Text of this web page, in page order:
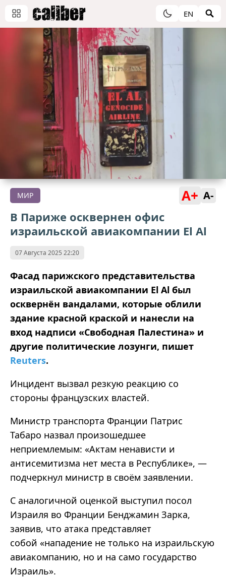
EN
МИР A+ A-
В Париже осквернен офис
израильской авиакомпании El Al
07 Августа 2025 22:20
Фасад парижского представительства
израильской авиакомпании El Al был
осквернён вандалами, которые облили
здание красной краской и нанесли на
вход надписи «Свободная Палестина» и
другие политические лозунги, пишет
Reuters.
Инцидент вызвал резкую реакцию со
стороны французских властей.
Министр транспорта Франции Патрис
Табаро назвал произошедшее
неприемлемым: «Актам ненависти и
антисемитизма нет места в Республике», —
подчеркнул министр в своём заявлении.
С аналогичной оценкой выступил посол
Израиля во Франции Бенджамин Зарка,
заявив, что атака представляет
собой «нападение не только на израильскую
авиакомпанию, но и на само государство
Израиль».